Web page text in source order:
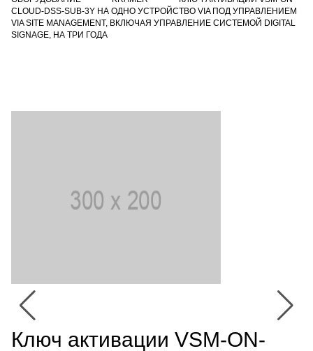
CLOUD-DSS-SUB-3Y НА ОДНО УСТРОЙСТВО VIA ПОД УПРАВЛЕНИЕМ
VIA SITE MANAGEMENT, ВКЛЮЧАЯ УПРАВЛЕНИЕ СИСТЕМОЙ DIGITAL
SIGNAGE, НА ТРИ ГОДА
Ключ активации VSM-ON-